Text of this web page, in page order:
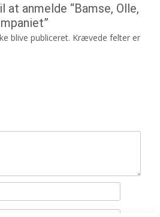
anmelde “Bamse, Olle,
blive publiceret. Krævede felter er